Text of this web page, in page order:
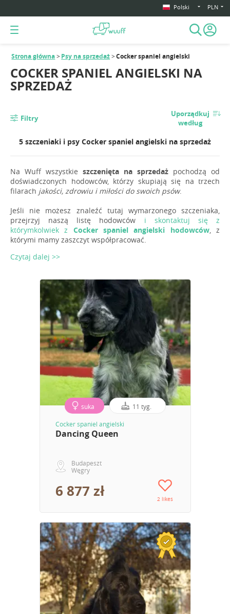
Polski PLN
COCKER SPANIEL ANGIELSKI NA
SPRZEDAŻ
Strona główna Psy na sprzedaż Cocker spaniel angielski
Filtry
Uporządkuj
według
5 szczeniaki i psy Cocker spaniel angielski na sprzedaż
Na Wuff wszystkie szczenięta na sprzedaż pochodzą od
doświadczonych hodowców, którzy skupiają się na trzech
filarach jakości, zdrowiu i miłości do swoich psów.
Jeśli nie możesz znaleźć tutaj wymarzonego szczeniaka,
przejrzyj naszą listę hodowców i skontaktuj się z
którymkolwiek z Cocker spaniel angielski hodowców, z
którymi mamy zaszczyt współpracować.
Czytaj dalej >>
suka 11 tyg.
Cocker spaniel angielski
Dancing Queen
Budapeszt
Węgry
6 877 zł 2 likes